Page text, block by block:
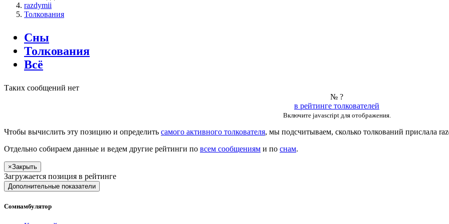
razdymii
Толкования
Сны
Толкования
Всё
Таких сообщений нет
№ ?
в рейтинге толкователей
Включите javascript для отображения.
Чтобы вычислить эту позицию и определить самого активного толкователя, мы подсчитываем, сколько толкований прислала
Отдельно собираем данные и ведем другие рейтинги по всем сообщениям и по снам.
×Закрыть
Загружается позиция в рейтинге
Дополнительные показатели
Сомнамбулятор